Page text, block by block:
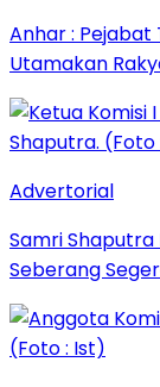
Anhar : Pejabat
Utamakan
Advertorial
Samri Shaputra
Seberang